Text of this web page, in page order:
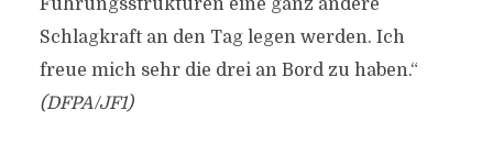
Führungsstrukturen eine ganz andere
Schlagkraft an den Tag legen werden. Ich
freue mich sehr die drei an Bord zu haben.“
(DFPA/JF1)